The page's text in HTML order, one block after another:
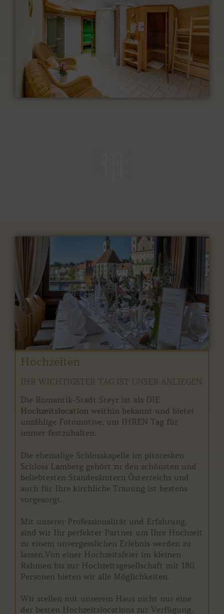
Hochzeiten
IHR WICHTIGSTER TAG IST UNSER ANLIEGEN
Die Romantik-Stadt Steyr ist als DIE
Hochzeitslocation weithin bekannt und bietet
unzählige Fotomotive, um IHREN Tag für
immer festzuhalten.
Die ehemalige Schlosskapelle im pitoresken
Schloss Lamberg gehört zu den schönsten und
beliebtesten Standesämtern Österreichs und
auch für Ihre kirchliche Trauung ist bestens
vorgesorgt.
Mit unserer Professionalität und Erfahrung,
sind wir Ihr perfekter Partner um Ihre Hochzeit
zu einem unvergesslichen Erlebnis werden zu
lassen.Von einer Hochzeitsfeier im kleinen
Rahmen bis zur Hochzeitsgesellschaft mit 180
Personen bieten wir alle Möglichkeiten.
Wir stellen mit unserem Haus nicht nur eine
der besten Hochzeitslocations zur Verfügung,